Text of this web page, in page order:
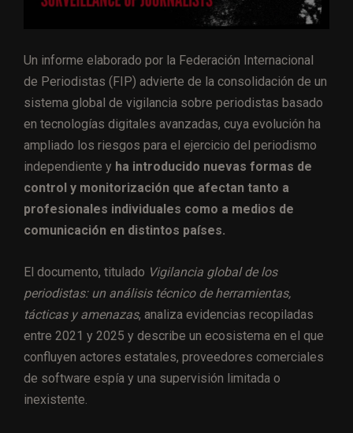
Un informe elaborado por la Federación Internacional
de Periodistas (FIP) advierte de la consolidación de un
sistema global de vigilancia sobre periodistas basado
en tecnologías digitales avanzadas, cuya evolución ha
ampliado los riesgos para el ejercicio del periodismo
independiente y ha introducido nuevas formas de
control y monitorización que afectan tanto a
profesionales individuales como a medios de
comunicación en distintos países.
El documento, titulado Vigilancia global de los
periodistas: un análisis técnico de herramientas,
tácticas y amenazas, analiza evidencias recopiladas
entre 2021 y 2025 y describe un ecosistema en el que
confluyen actores estatales, proveedores comerciales
de software espía y una supervisión limitada o
inexistente.